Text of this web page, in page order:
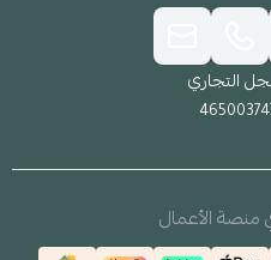
التجاري
منصة الأعمال